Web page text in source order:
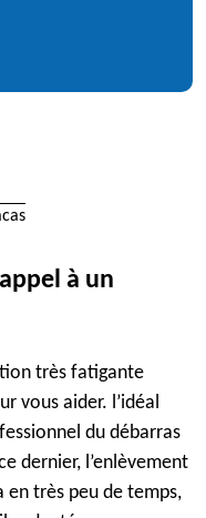
à un
très fatigante
vous aider. l’idéal
du débarras
dernier, l’enlèvement
en très peu de temps,